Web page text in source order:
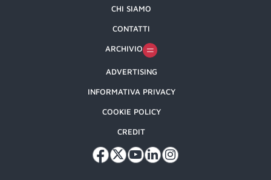
CHI SIAMO
CONTATTI
ARCHIVIO
ADVERTISING
INFORMATIVA PRIVACY
COOKIE POLICY
CREDIT